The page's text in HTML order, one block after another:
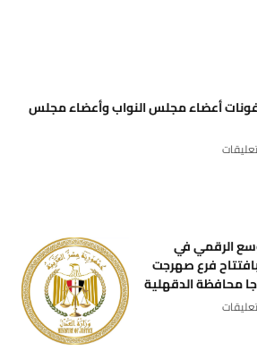
أعضاء مجلس النواب وأعضاء مجلس
الرقمي في
فرع صهرجت
محافظة الدقهلية